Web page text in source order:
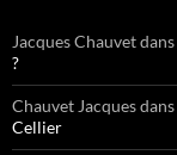
Jacques Chauvetdans
?
Chauvet Jacquesdans
Cellier